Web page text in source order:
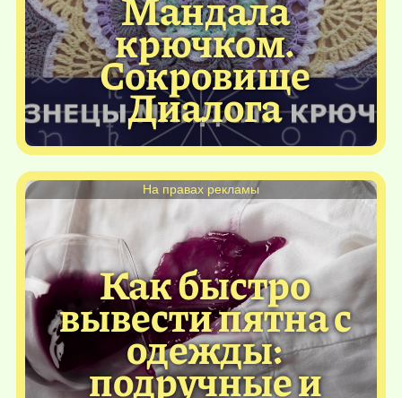
крючком.
Сокровище
Диалога
Как быстро
вывести пятна с
одежды:
подручные и
На правах рекламы